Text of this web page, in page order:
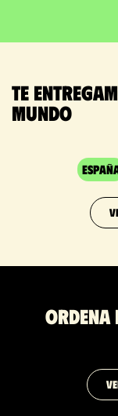
Te
mundo